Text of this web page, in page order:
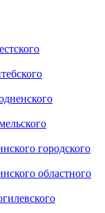
городского
областного